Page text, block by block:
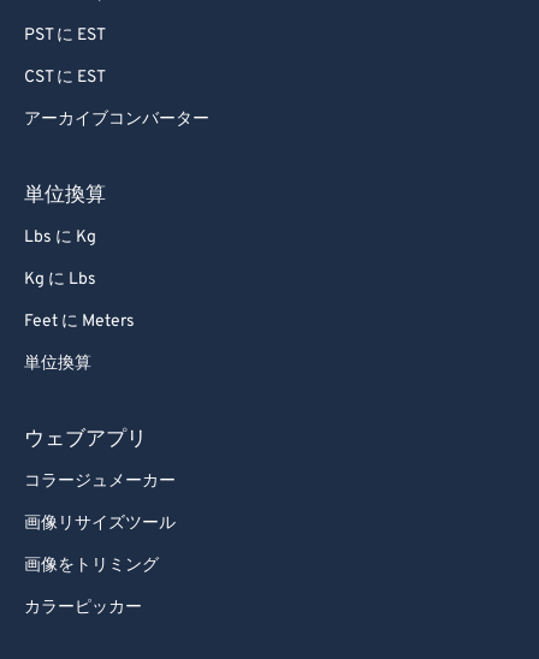
PST に EST
CST に EST
アーカイブコンバーター
単位換算
Lbs に Kg
Kg に Lbs
Feet に Meters
単位換算
ウェブアプリ
コラージュメーカー
画像リサイズツール
画像をトリミング
カラーピッカー